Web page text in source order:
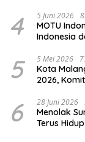
4 5 Juni 2026
MOTU
Indonesia
5 5 Mei 2026
Kota
2026,
6 28 Juni 2026
Menolak
Terus Hidup